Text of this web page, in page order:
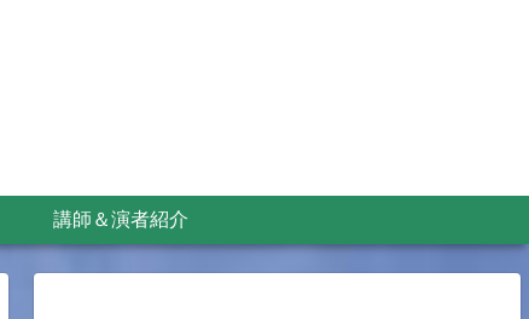
講師＆演者紹介